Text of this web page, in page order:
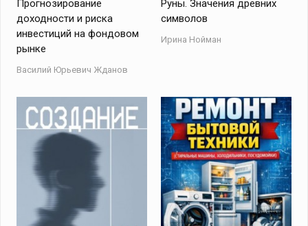
Прогнозирование
доходности и риска
инвестиций на фондовом
рынке
Василий Юрьевич Жданов
Руны. Значения древних
символов
Ирина Нойман